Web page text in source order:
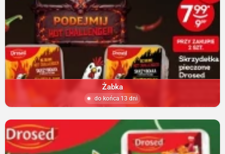
Żabka
do końca 13 dni